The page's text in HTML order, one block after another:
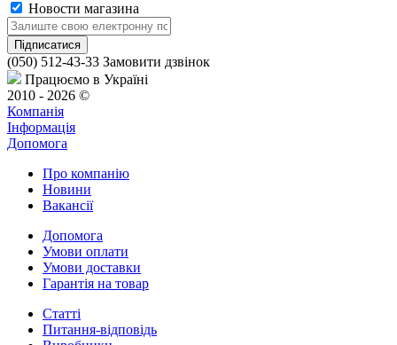
Новости магазина
(050) 512-43-33 Замовити дзвінок
Працюємо в Україні
2010 - 2026 ©
Компанія
Інформація
Допомога
Про компанію
Новини
Вакансії
Допомога
Умови оплати
Умови доставки
Гарантія на товар
Статті
Питання-відповідь